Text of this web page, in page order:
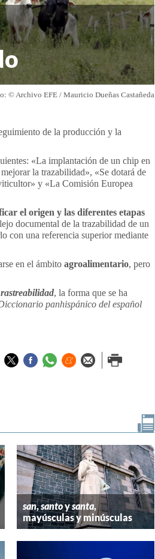
© Archivo EFE / Mauricio Dueñas Castañeda
de la producción y la
«La implantación de un chip en
la trazabilidad», «Se dotará de
y «La Comisión Europea
el origen y las diferentes etapas
documental de la trazabilidad de un
con una referencia superior mediante
en el ámbito agroalimentario, pero
rastreabilidad, la forma que se ha
panhispánico del español
TwitterFacebook
Whatsapp
Menéame
Enviar porImprimir
san,santoysanta,
mayúsculas y minúsculas